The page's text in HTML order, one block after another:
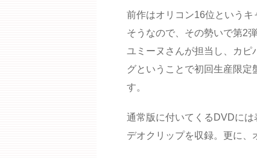
前作はオリコン16位という
そうなので、その勢いで第2
ユミーヌさんが担当し、カピ
グということで初回生産限定
す。
通常版に付いてくるDVDに
デオクリップを収録。更に、